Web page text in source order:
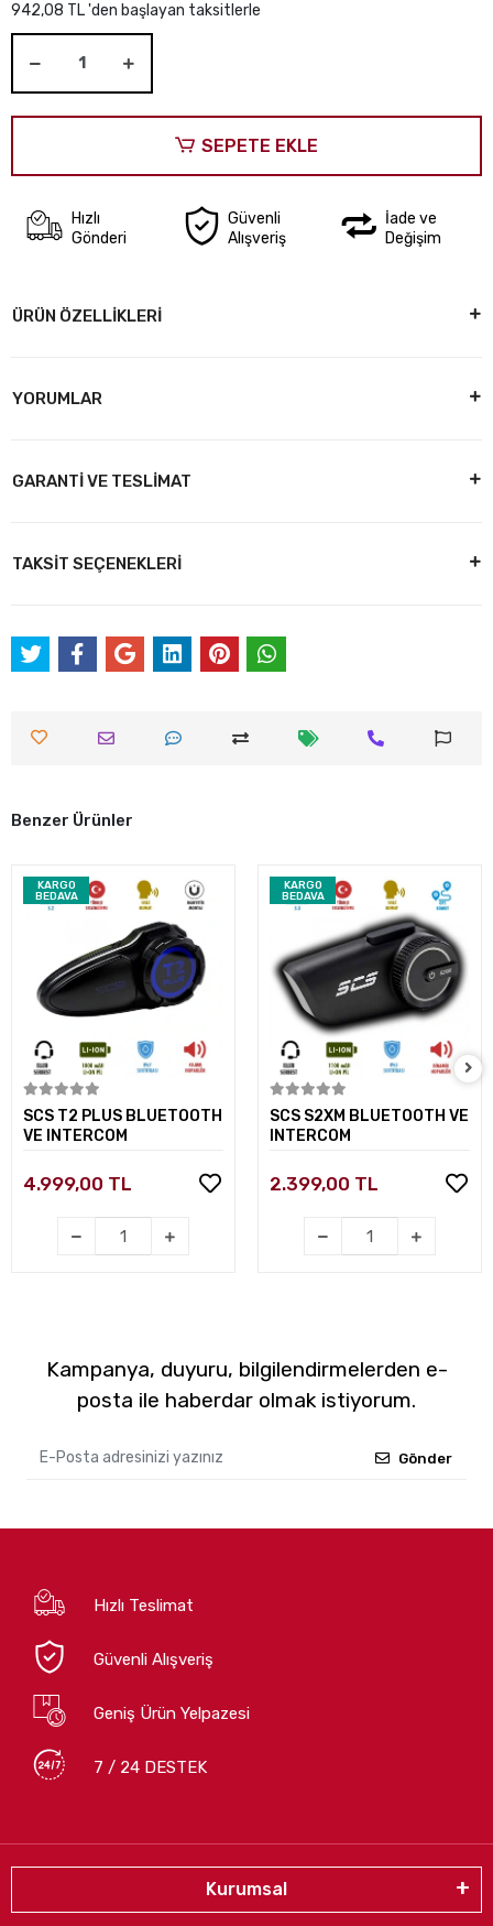
942,08 TL 'den başlayan taksitlerle
SEPETE EKLE
Hızlı
Gönderi
Güvenli
Alışveriş
İade ve
Değişim
ÜRÜN ÖZELLİKLERİ
YORUMLAR
GARANTİ VE TESLİMAT
TAKSİT SEÇENEKLERİ
Benzer Ürünler
KARGO
BEDAVA
Sepete Ekle
SCS T2 PLUS BLUETOOTH
VE INTERCOM
4.999,00 TL
KARGO
BEDAVA
Sepete Ekle
SCS S2XM BLUETOOTH VE
INTERCOM
2.399,00 TL
Kampanya, duyuru, bilgilendirmelerden e-
posta ile haberdar olmak istiyorum.
Gönder
Hızlı Teslimat
Güvenli Alışveriş
Geniş Ürün Yelpazesi
7 / 24 DESTEK
Kurumsal